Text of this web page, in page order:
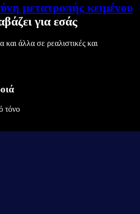
μετατροπής κειμένου
για εσάς
άλλα σε ρεαλιστικές και
τόνο